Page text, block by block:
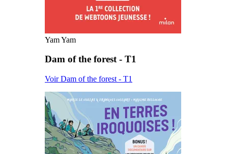
Yam Yam
Dam of the forest - T1
Voir Dam of the forest - T1